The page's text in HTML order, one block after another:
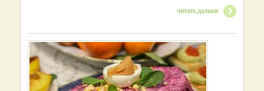
читать дальше